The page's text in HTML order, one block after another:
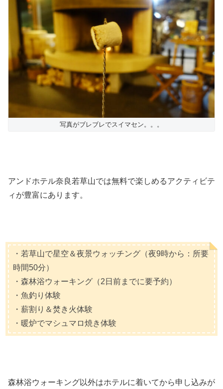
写真がブレブレでスイマセン。。。
アンドホテル奈良若草山では無料で楽しめるアクティビテ
ィが豊富にあります。
・若草山で星空＆夜景ウォッチング（夜9時から：所要
時間50分）
・森林浴ウォーキング（2日前までに要予約）
・魚釣り体験
・薪割り＆焚き火体験
・暖炉でマシュマロ焼き体験
森林浴ウォーキング以外はホテルに着いてから申し込みが